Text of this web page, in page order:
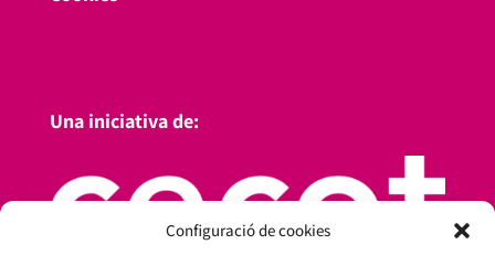
Configuració de cookies
Una iniciativa de: